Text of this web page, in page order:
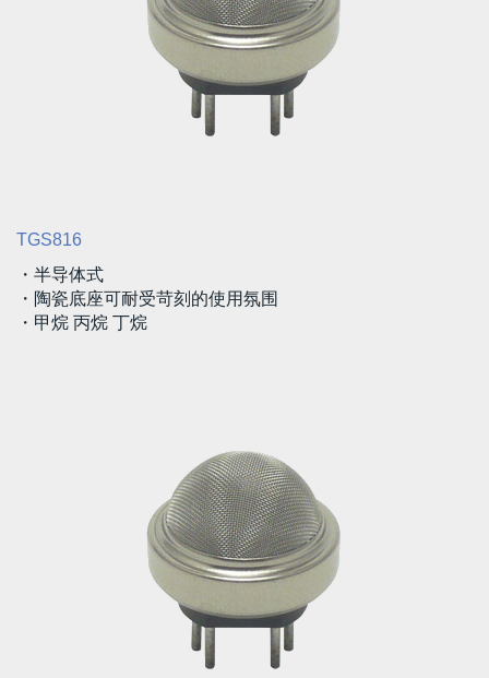
TGS816
・半导体式
・陶瓷底座可耐受苛刻的使用氛围
・甲烷 丙烷 丁烷